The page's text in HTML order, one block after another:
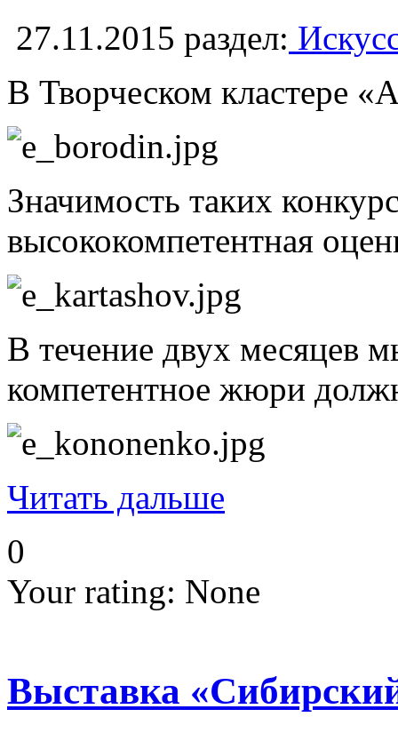
27.11.2015 раздел:
В Творческом кластере
Значимость таких
высококомпетентная
В течение двух месяцев
компетентное жюри
Читать дальше
0
Your rating: None
Выставка